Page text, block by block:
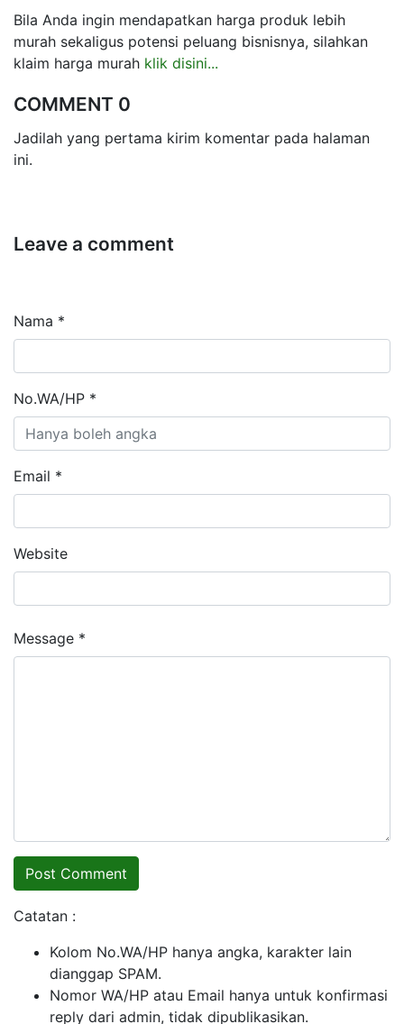
Bila Anda ingin mendapatkan harga produk lebih
murah sekaligus potensi peluang bisnisnya, silahkan
klaim harga murah klik disini...
COMMENT 0
Jadilah yang pertama kirim komentar pada halaman
ini.
Leave a comment
Nama *
No.WA/HP *
Email *
Website
Message *
Catatan :
Kolom No.WA/HP hanya angka, karakter lain
dianggap SPAM.
Nomor WA/HP atau Email hanya untuk konfirmasi
reply dari admin, tidak dipublikasikan.